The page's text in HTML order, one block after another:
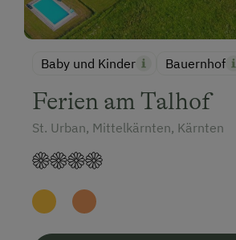
Baby und Kinder Bauernhof
Ferien am Talhof
St. Urban, Mittelkärnten, Kärnten